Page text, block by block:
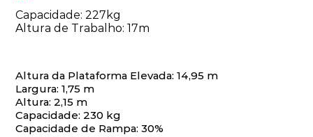
Capacidade: 227kg
Altura de Trabalho: 17m
Altura da Plataforma Elevada: 14,95 m
Largura: 1,75 m
Altura: 2,15 m
Capacidade: 230 kg
Capacidade de Rampa: 30%